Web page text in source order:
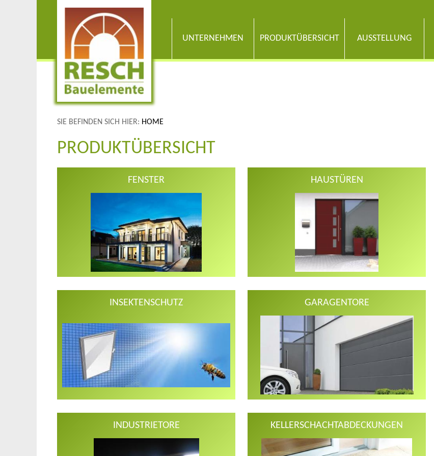
UNTERNEHMEN PRODUKTÜBERSICHT AUSSTELLUNG
SIE BEFINDEN SICH HIER: HOME
PRODUKTÜBERSICHT
FENSTER HAUSTÜREN
INSEKTENSCHUTZ GARAGENTORE
INDUSTRIETORE KELLERSCHACHTABDECKUNGEN